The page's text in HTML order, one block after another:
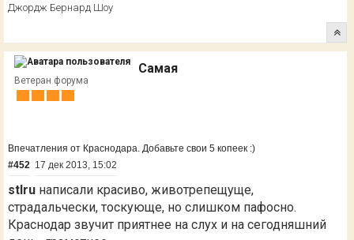
Джордж Бернард Шоу
Самая
Ветеран форума
Впечатления от Краснодара. Добавьте свои 5 копеек :)
#452 17 дек 2013, 15:02
stlru написали красиво, животрепещуще,
страдальчески, тоскующе, но слишком пафосно.
Краснодар звучит приятнее на слух и на сегодняшний